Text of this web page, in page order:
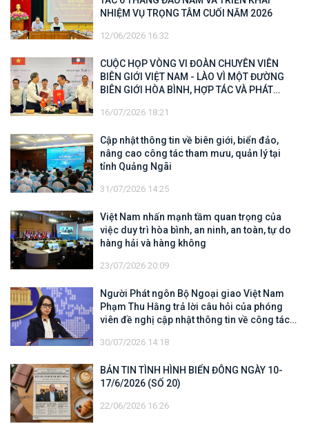
NHIỆM VỤ TRỌNG TÂM CUỐI NĂM 2026
12/06/2026 16:32
CUỘC HỌP VÒNG VI ĐOÀN CHUYÊN VIÊN
BIÊN GIỚI VIỆT NAM - LÀO VÌ MỘT ĐƯỜNG
BIÊN GIỚI HÒA BÌNH, HỢP TÁC VÀ PHÁT
16/07/2026 18:21
Cập nhật thông tin về biên giới, biển đảo,
nâng cao công tác tham mưu, quản lý tại
tỉnh Quảng Ngãi
31/07/2026 14:25
Việt Nam nhấn mạnh tầm quan trọng của
việc duy trì hòa bình, an ninh, an toàn, tự do
hàng hải và hàng không
23/07/2026 20:09
Người Phát ngôn Bộ Ngoại giao Việt Nam
Phạm Thu Hằng trả lời câu hỏi của phóng
viên đề nghị cập nhật thông tin về công tác
trên tàu Khôi Nguyên 18
30/07/2026 14:18
BẢN TIN TÌNH HÌNH BIỂN ĐÔNG NGÀY 10-
17/6/2026 (SỐ 20)
22/06/2026 16:26